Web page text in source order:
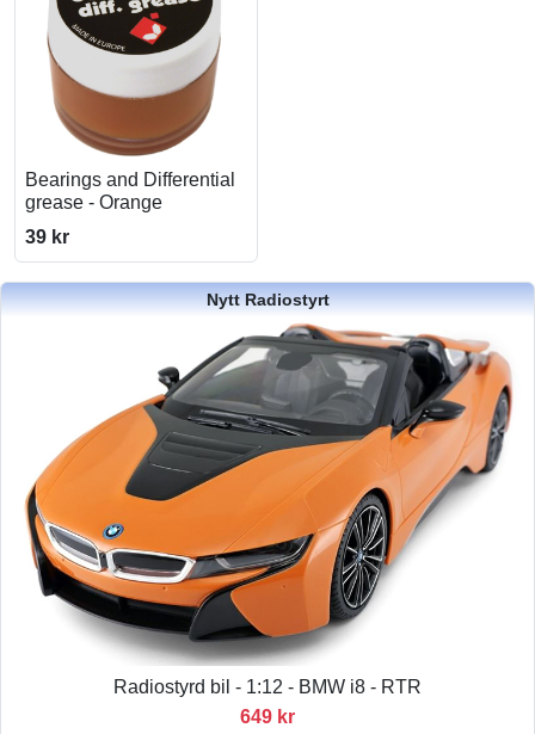
Bearings and Differential
grease - Orange
39 kr
Nytt Radiostyrt
Radiostyrd bil - 1:12 - BMW i8 - RTR
649 kr